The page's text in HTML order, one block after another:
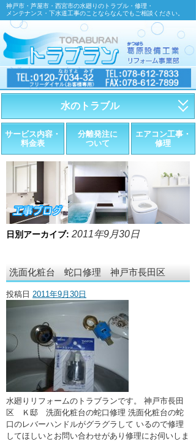
神戸市・芦屋市・西宮市の水廻りのトラブル・修理・
メンテナンス・下水道工事のことならなんでもご相談ください。
水のトラブル
・トイレが詰まったら
・トイレが漏れたら
・水道管が漏れたら
・排水が詰まったら
・悪臭調査
・ここに水栓がほしい
・水廻りメンテナンス
サービス内容・
料金表
分離発注に
ついて
エアコン工事・
修理
日別アーカイブ: 2011年9月30日
洗面化粧台 蛇口修理 神戸市長田区
投稿日 2011年9月30日
水廻りリフォームのトラブランです。 神戸市長田
区 Ｋ邸 洗面化粧台の蛇口修理 洗面化粧台の蛇
口のレバーハンドルがグラグラして いるので修理
してほしいとお問い合わせがあり修理にお伺いしま